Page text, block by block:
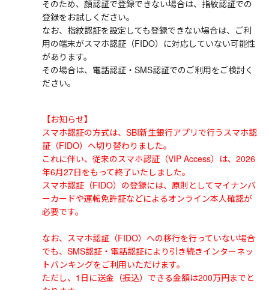
そのため、顔認証で登録できない場合は、指紋認証での
登録をお試しください。
なお、指紋認証を設定しても登録できない場合は、ご利
用の端末がスマホ認証（FIDO）に対応していない可能性
があります。
その場合は、電話認証・SMS認証でのご利用をご検討く
ださい。
【お知らせ】
スマホ認証の方式は、SBI新生銀行アプリで行うスマホ認
証（FIDO）へ切り替わりました。
これに伴い、従来のスマホ認証（VIP Access）は、2026
年6月27日をもって終了いたしました。
スマホ認証（FIDO）の登録には、原則としてマイナンバ
ーカードや運転免許証などによるオンライン本人確認が
必要です。
なお、スマホ認証（FIDO）への移行を行っていない場合
でも、SMS認証・電話認証により引き続きインターネッ
トバンキングをご利用いただけます。
ただし、1日に送金（振込）できる金額は200万円までと